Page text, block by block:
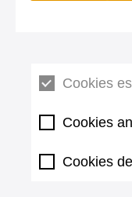
Cookies
Cookies
Cookies